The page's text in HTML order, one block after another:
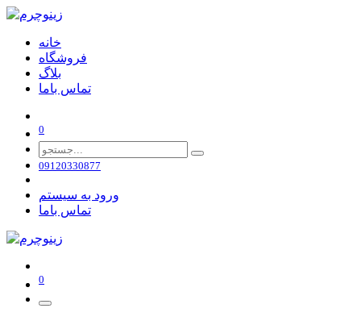
خانه
فروشگاه
بلاگ
تماس باما
0
09120330877
ورود به سیستم
تماس باما
0